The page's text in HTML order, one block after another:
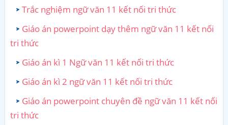
Trắc nghiệm ngữ văn 11 kết nối tri thức
Giáo án powerpoint dạy thêm ngữ văn 11 kết nối
tri thức
Giáo án kì 1 Ngữ văn 11 kết nối tri thức
Giáo án kì 2 ngữ văn 11 kết nối tri thức
Giáo án powerpoint chuyên đề ngữ văn 11 kết nối
tri thức